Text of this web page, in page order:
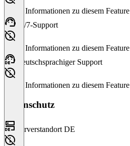
Keine Informationen zu diesem Feature
24/7-Support
Keine Informationen zu diesem Feature
Deutschsprachiger Support
Keine Informationen zu diesem Feature
Datenschutz
Serverstandort DE